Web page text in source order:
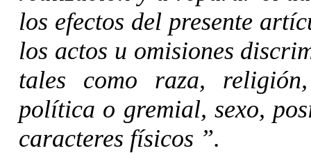
los efectos del presente
los actos u omisiones
tales como raza,
política o gremial, sexo,
caracteres físicos ”.